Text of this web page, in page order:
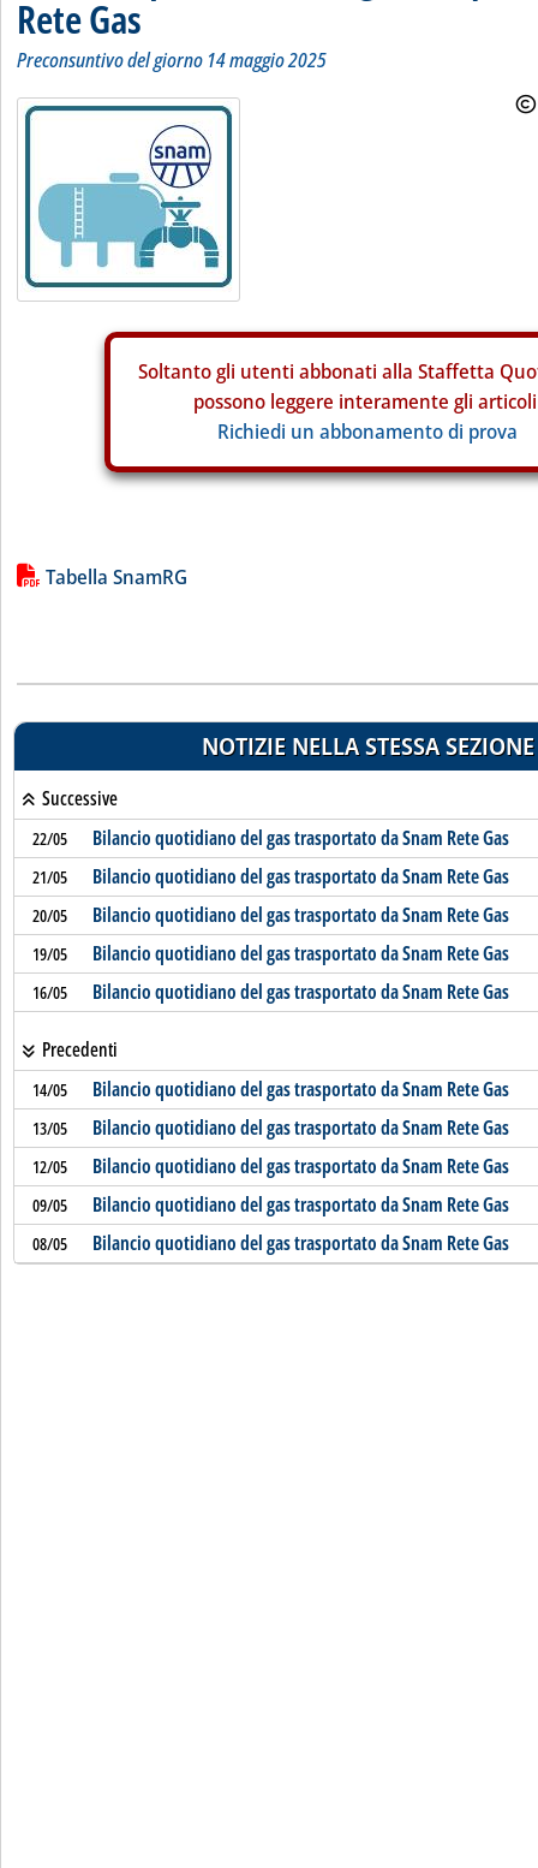
Rete Gas
Preconsuntivo del giorno 14 maggio 2025
Soltanto gli utenti abbonati alla Staffetta
possono leggere interamente gli
Richiedi un abbonamento di prova
Lista allegati PDF alla notizia
Tabella SnamRG
NOTIZIE NELLA STESSA SEZIONE
Successive
22/05 Bilancio quotidiano del gas trasportato da Snam Rete Gas
21/05 Bilancio quotidiano del gas trasportato da Snam Rete Gas
20/05 Bilancio quotidiano del gas trasportato da Snam Rete Gas
19/05 Bilancio quotidiano del gas trasportato da Snam Rete Gas
16/05 Bilancio quotidiano del gas trasportato da Snam Rete Gas
Precedenti
14/05 Bilancio quotidiano del gas trasportato da Snam Rete Gas
13/05 Bilancio quotidiano del gas trasportato da Snam Rete Gas
12/05 Bilancio quotidiano del gas trasportato da Snam Rete Gas
09/05 Bilancio quotidiano del gas trasportato da Snam Rete Gas
08/05 Bilancio quotidiano del gas trasportato da Snam Rete Gas